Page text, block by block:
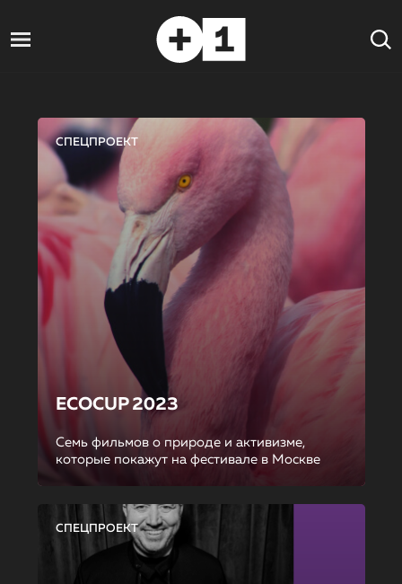
СПЕЦПРОЕКТ
ECOCUP 2023
Семь фильмов о природе и активизме,
которые покажут на фестивале в Москве
СПЕЦПРОЕКТ